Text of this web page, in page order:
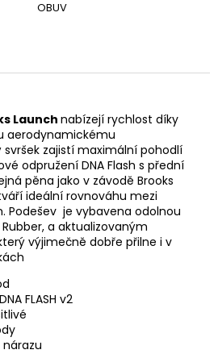
OBUV
Launch nabízejí rychlost díky
aerodynamickému
svršek zajistí maximální pohodlí
odpružení DNA Flash s přední
pěna jako v závodě Brooks
ideální rovnováhu mezi
Podešev je vybavena odolnou
a aktualizovaným
výjimečně dobře přilne i v
FLASH v2